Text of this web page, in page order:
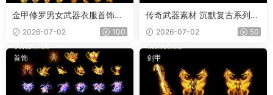
金甲修罗男女武器衣服首饰套
装 2026-07-02 100
传奇武器素材 沉默复古系列
冰魄屠刀 内外观齐全 PNG素
材 3把
2026-07-02 50
首饰 剑甲